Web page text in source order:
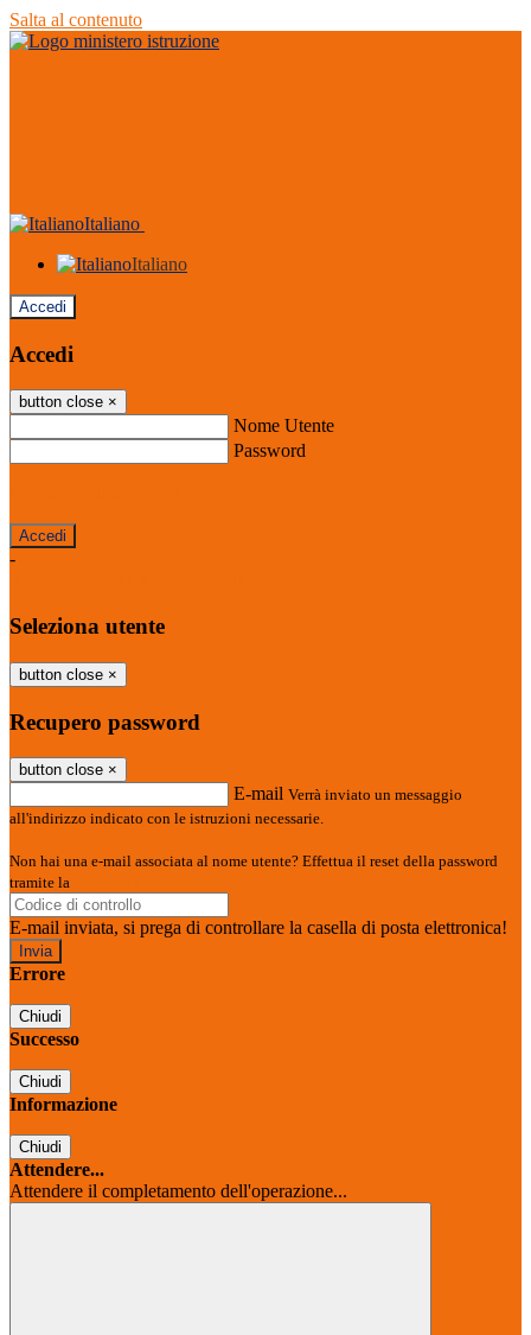
Salta al contenuto
Italiano
Italiano
Accedi
Accedi
button close ×
Nome Utente
Password
-
Seleziona utente
button close ×
Recupero password
button close ×
E-mail Verrà inviato un messaggio
all'indirizzo indicato con le istruzioni necessarie.
Non hai una e-mail associata al nome utente? Effettua il reset della password
tramite la
E-mail inviata, si prega di controllare la casella di posta elettronica!
Errore
Chiudi
Successo
Chiudi
Informazione
Chiudi
Attendere...
Attendere il completamento dell'operazione...